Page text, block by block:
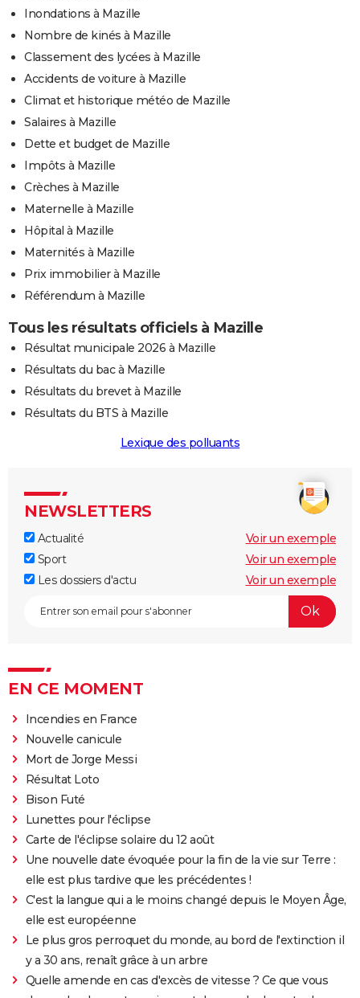
Inondations à Mazille
Nombre de kinés à Mazille
Classement des lycées à Mazille
Accidents de voiture à Mazille
Climat et historique météo de Mazille
Salaires à Mazille
Dette et budget de Mazille
Impôts à Mazille
Crèches à Mazille
Maternelle à Mazille
Hôpital à Mazille
Maternités à Mazille
Prix immobilier à Mazille
Référendum à Mazille
Tous les résultats officiels à Mazille
Résultat municipale 2026 à Mazille
Résultats du bac à Mazille
Résultats du brevet à Mazille
Résultats du BTS à Mazille
Lexique des polluants
NEWSLETTERS
Actualité
Voir un exemple
Sport
Voir un exemple
Les dossiers d'actu
Voir un exemple
EN CE MOMENT
Incendies en France
Nouvelle canicule
Mort de Jorge Messi
Résultat Loto
Bison Futé
Lunettes pour l'éclipse
Carte de l'éclipse solaire du 12 août
Une nouvelle date évoquée pour la fin de la vie sur Terre :
elle est plus tardive que les précédentes !
C'est la langue qui a le moins changé depuis le Moyen Âge,
elle est européenne
Le plus gros perroquet du monde, au bord de l'extinction il
y a 30 ans, renaît grâce à un arbre
Quelle amende en cas d'excès de vitesse ? Ce que vous